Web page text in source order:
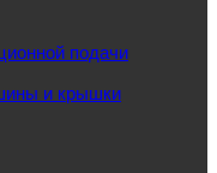
подачи
и крышки